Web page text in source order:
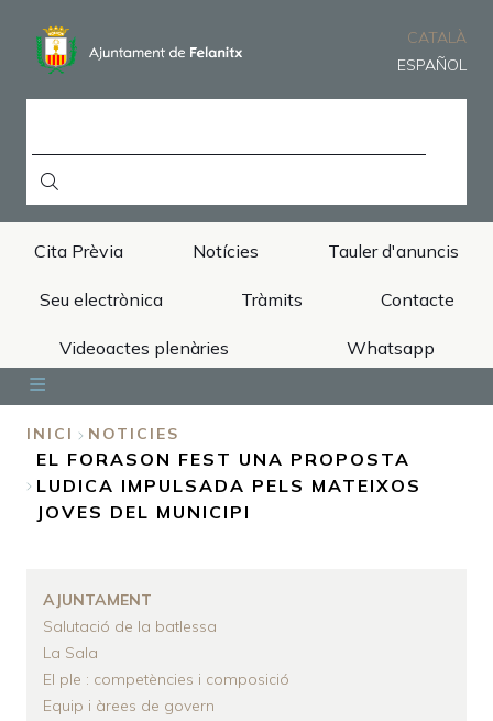
contingut
CATALÀ
ESPAÑOL
Cita Prèvia Notícies Tauler d'anuncis
Seu electrònica Tràmits Contacte
Videoactes plenàries Whatsapp
Inici
Ajuntament
Àrees
Municipi
Turisme
FIL
D'ARIADNA
INICI NOTICIES
EL FORASON FEST UNA PROPOSTA
LUDICA IMPULSADA PELS MATEIXOS
JOVES DEL MUNICIPI
AJUNTAMENT
Salutació de la batlessa
La Sala
El ple : competències i composició
Equip i àrees de govern